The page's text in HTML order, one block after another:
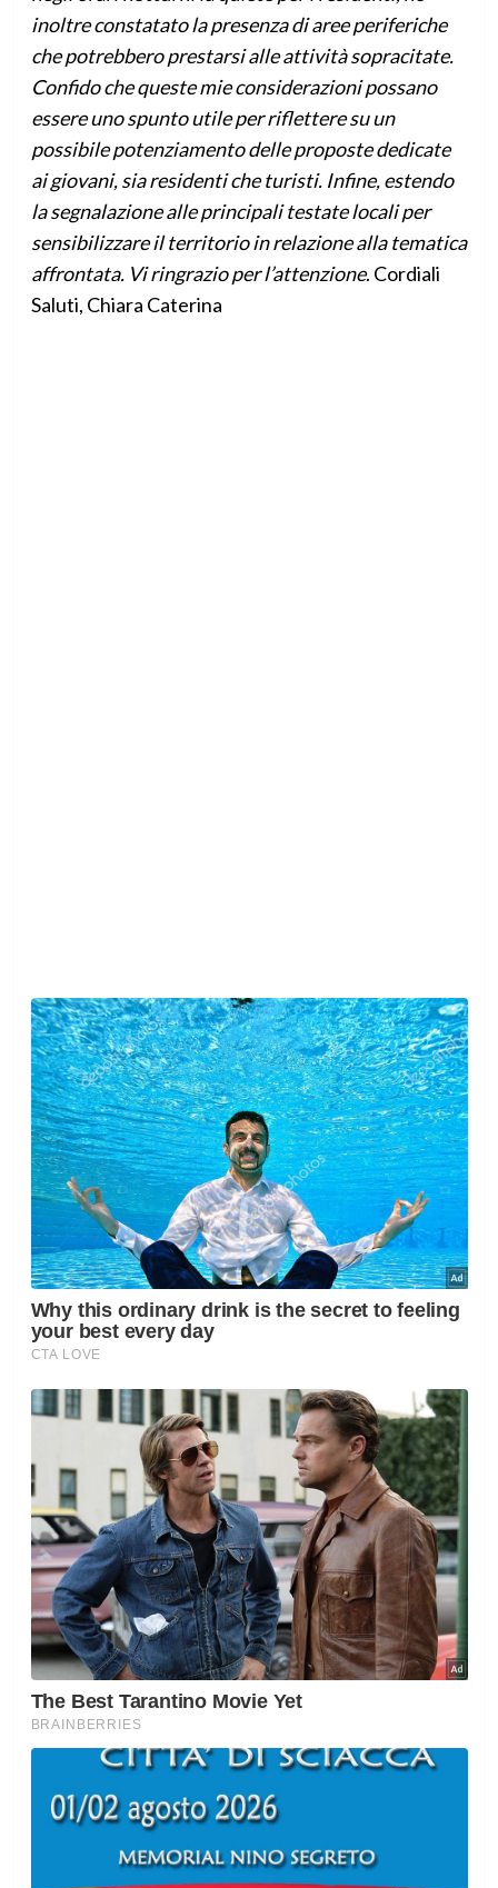
inoltre constatato la presenza di aree periferiche
che potrebbero prestarsi alle attività sopracitate.
Confido che queste mie considerazioni possano
essere uno spunto utile per riflettere su un
possibile potenziamento delle proposte dedicate
ai giovani, sia residenti che turisti. Infine, estendo
la segnalazione alle principali testate locali per
sensibilizzare il territorio in relazione alla tematica
affrontata. Vi ringrazio per l’attenzione. Cordiali
Saluti, Chiara Caterina